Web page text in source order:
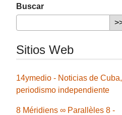
Buscar
Sitios Web
14ymedio - Noticias de Cuba,
periodismo independiente
8 Méridiens ∞ Parallèles 8 -